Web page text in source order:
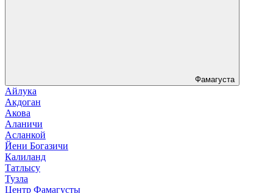
Фамагуста
Айлука
Акдоган
Акова
Аланичи
Асланкой
Йени Богазичи
Калиланд
Татлысу
Тузла
Центр Фамагусты